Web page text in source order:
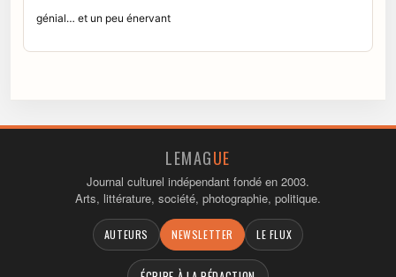
génial… et un peu énervant
LEMAGUE
Journal culturel indépendant fondé en 2003.
Arts, littérature, société, photographie, politique.
AUTEURS NEWSLETTER LE FLUX